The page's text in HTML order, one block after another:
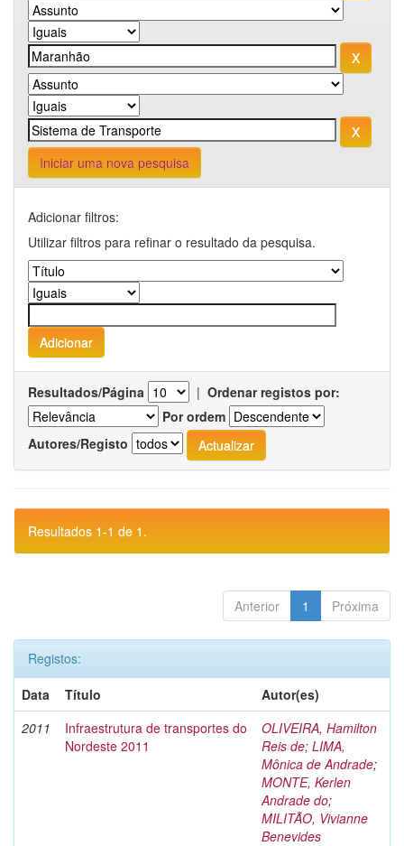
Iniciar uma nova pesquisa
Adicionar filtros:
Utilizar filtros para refinar o resultado da pesquisa.
Resultados/Página | Ordenar registos por:
Por ordem
Autores/Registo
Resultados 1-1 de 1.
Anterior 1 Próxima
Registos:
Data
Título
Autor(es)
2011
Infraestrutura de transportes do
Nordeste 2011
OLIVEIRA, Hamilton
Reis de; LIMA,
Mônica de Andrade;
MONTE, Kerlen
Andrade do;
MILITÃO, Vivianne
Benevides